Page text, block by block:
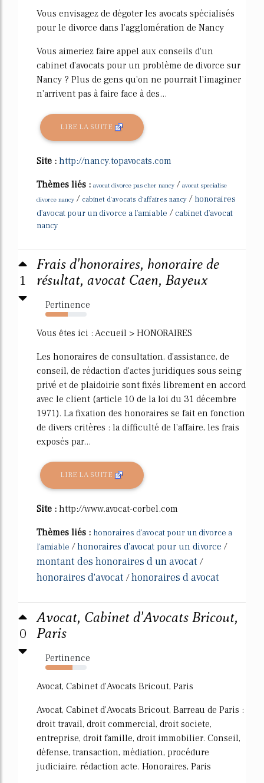
Vous envisagez de dégoter les avocats spécialisés
pour le divorce dans l'agglomération de Nancy
Vous aimeriez faire appel aux conseils d'un
cabinet d'avocats pour un problème de divorce sur
Nancy ? Plus de gens qu'on ne pourrait l'imaginer
n'arrivent pas à faire face à des...
LIRE LA SUITE
Site : http://nancy.topavocats.com
Thèmes liés : avocat divorce pas cher nancy / avocat specialise
divorce nancy / cabinet d'avocats d'affaires nancy / honoraires
d'avocat pour un divorce a l'amiable / cabinet d'avocat
nancy
1
Frais d'honoraires, honoraire de
résultat, avocat Caen, Bayeux
Pertinence
54%
Vous êtes ici : Accueil > HONORAIRES
Les honoraires de consultation, d'assistance, de
conseil, de rédaction d'actes juridiques sous seing
privé et de plaidoirie sont fixés librement en accord
avec le client (article 10 de la loi du 31 décembre
1971). La fixation des honoraires se fait en fonction
de divers critères : la difficulté de l'affaire, les frais
exposés par...
LIRE LA SUITE
Site : http://www.avocat-corbel.com
Thèmes liés : honoraires d'avocat pour un divorce a
l'amiable /honoraires d'avocat pour un divorce /
montant des honoraires d un avocat /
honoraires d'avocat /honoraires d avocat
0
Avocat, Cabinet d'Avocats Bricout,
Paris
Pertinence
66%
Avocat, Cabinet d'Avocats Bricout, Paris
Avocat, Cabinet d'Avocats Bricout, Barreau de Paris :
droit travail, droit commercial, droit societe,
entreprise, droit famille, droit immobilier. Conseil,
défense, transaction, médiation, procédure
judiciaire, rédaction acte. Honoraires, Paris